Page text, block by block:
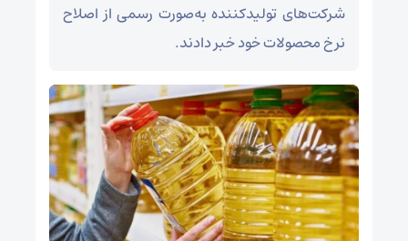
شرکت‌های تولیدکننده به‌صورت رسمی از اصلاح
نرخ محصولات خود خبر دادند.